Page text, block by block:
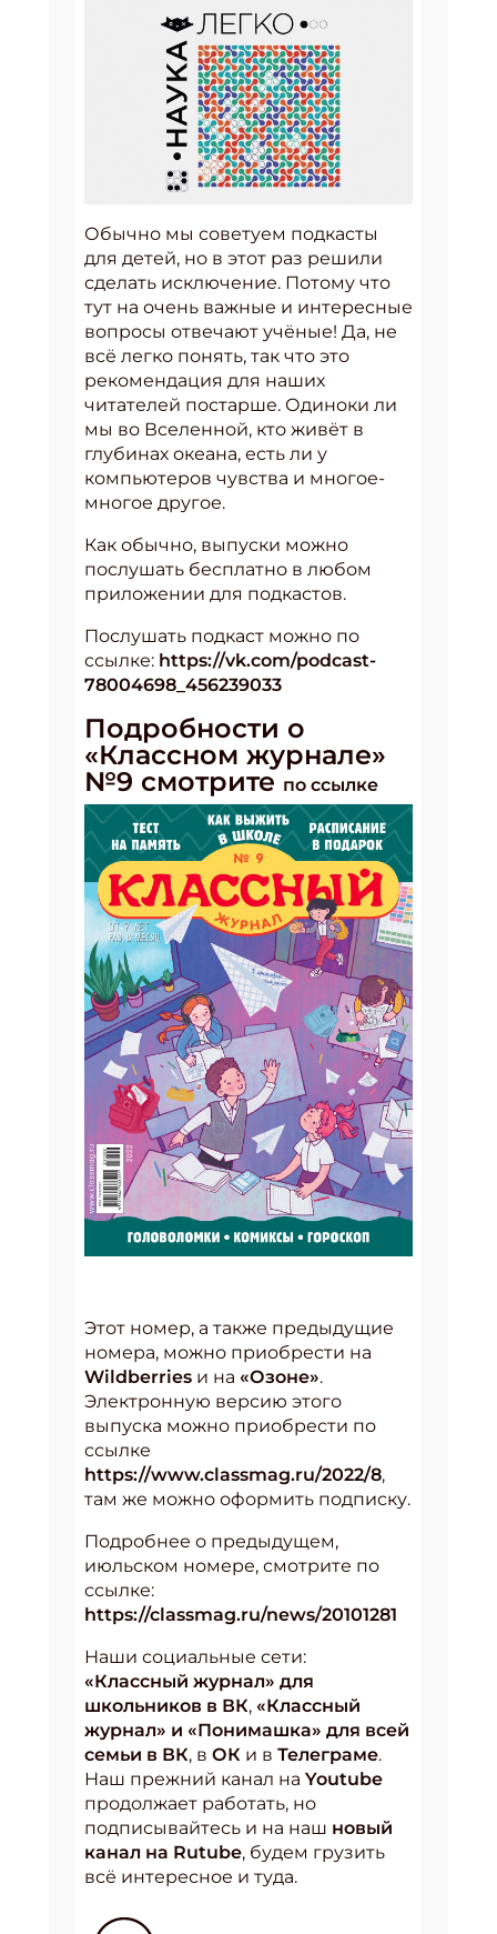
Обычно мы советуем подкасты
для детей, но в этот раз решили
сделать исключение. Потому что
тут на очень важные и интересные
вопросы отвечают учёные! Да, не
всё легко понять, так что это
рекомендация для наших
читателей постарше. Одиноки ли
мы во Вселенной, кто живёт в
глубинах океана, есть ли у
компьютеров чувства и многое-
многое другое.
Как обычно, выпуски можно
послушать бесплатно в любом
приложении для подкастов.
Послушать подкаст можно по
ссылке: https://vk.com/podcast-
78004698_456239033
Подробности о
«Классном журнале»
№9 смотрите по ссылке
Этот номер, а также предыдущие
номера, можно приобрести на
Wildberries и на «Озоне».
Электронную версию этого
выпуска можно приобрести по
ссылке
https://www.classmag.ru/2022/8,
там же можно оформить подписку.
Подробнее о предыдущем,
июльском номере, смотрите по
ссылке:
https://classmag.ru/news/20101281
Наши социальные сети:
«Классный журнал» для
школьников в ВК, «Классный
журнал» и «Понимашка» для всей
семьи в ВК, в ОК и в Телеграме.
Наш прежний канал на Youtube
продолжает работать, но
подписывайтесь и на наш новый
канал на Rutube, будем грузить
всё интересное и туда.
Подпишись на рассылку
Получи электронный "Классный журнал" в
подарок!
Укажите имя